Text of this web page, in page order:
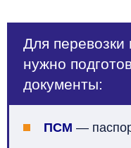
Для перевозки
нужно
документы:
ПСМ —